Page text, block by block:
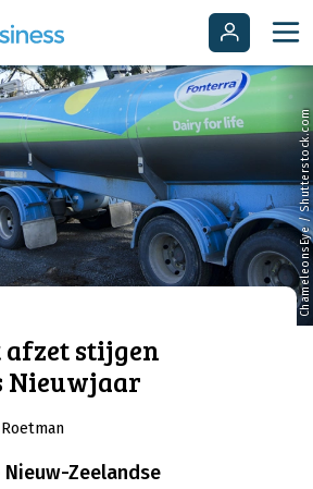
ChameleonsEye / Shutterstock.com
stijgen
Nieuwjaar
Zeelandse